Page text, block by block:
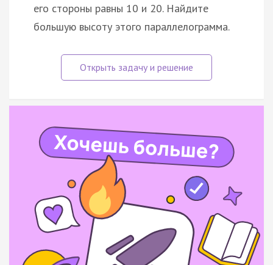
его стороны равны 10 и 20. Найдите
большую высоту этого параллелограмма.